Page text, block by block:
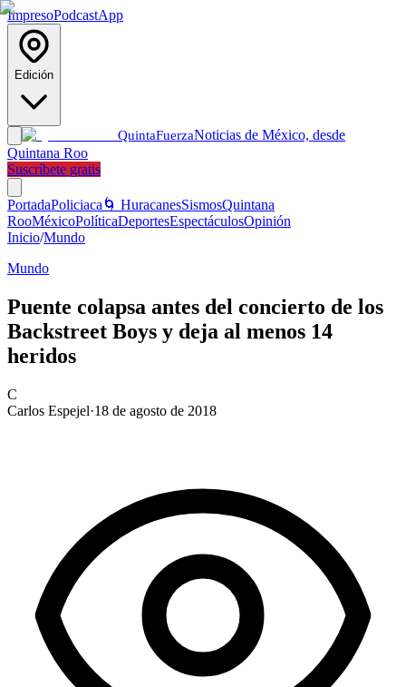
ImpresoPodcastApp
Edición
QuintaFuerzaNoticias de México, desde
Quintana Roo
Suscríbete gratis
PortadaPoliciaca 🌀 HuracanesSismosQuintana
RooMéxicoPolíticaDeportesEspectáculosOpinión
Inicio/Mundo
Mundo
Puente colapsa antes del concierto de los
Backstreet Boys y deja al menos 14
heridos
C
Carlos Espejel·18 de agosto de 2018